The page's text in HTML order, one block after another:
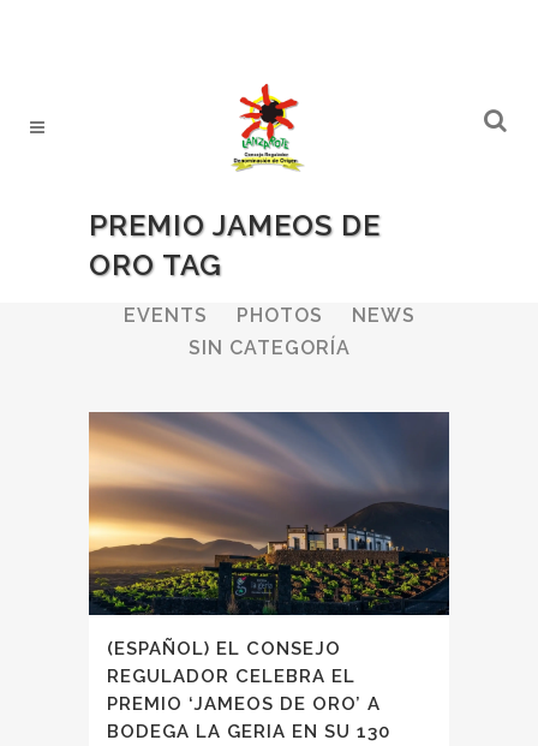
PREMIO JAMEOS DE
ORO TAG
ALL WINERIES
EVENTS
PHOTOS
NEWS
SIN CATEGORÍA
(ESPAÑOL) EL CONSEJO
REGULADOR CELEBRA EL
PREMIO ‘JAMEOS DE ORO’ A
BODEGA LA GERIA EN SU 130